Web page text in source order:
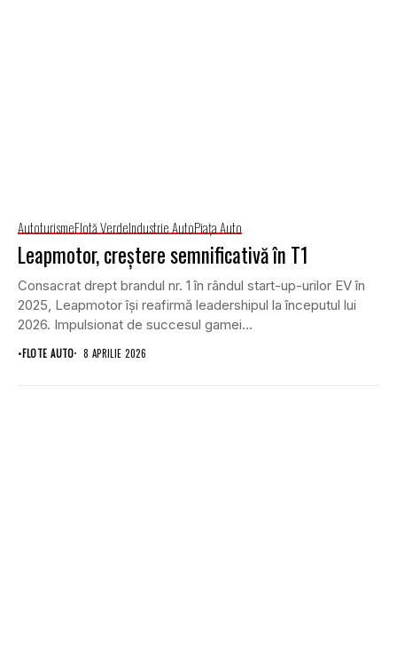
AutoturismeFlotă VerdeIndustrie AutoPiaţa Auto
Leapmotor, creștere semnificativă în T1
Consacrat drept brandul nr. 1 în rândul start-up-urilor EV în
2025, Leapmotor își reafirmă leadershipul la începutul lui
2026. Impulsionat de succesul gamei...
•FLOTE AUTO 8 APRILIE 2026